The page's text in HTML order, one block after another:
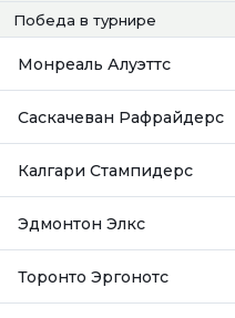
Победа в турнире
Монреаль Алуэттс
Саскачеван Рафрайдерс
Калгари Стампидерс
Эдмонтон Элкс
Торонто Эргонотс